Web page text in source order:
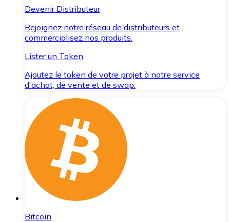
Devenir Distributeur
Rejoignez notre réseau de distributeurs et
commercialisez nos produits.
Lister un Token
Ajoutez le token de votre projet à notre service
d'achat, de vente et de swap.
Bitcoin